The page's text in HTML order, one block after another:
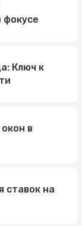
фокусе
Ключ к
в
ставок на